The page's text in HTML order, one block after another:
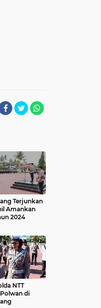
Terjunkan
Amankan
2024
NTT
di